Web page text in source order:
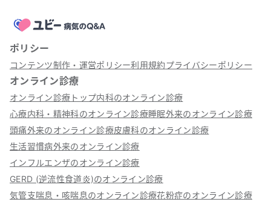
ポリシー
コンテンツ制作・運営ポリシー利用規約プライバシーポリシー
オンライン診療
オンライン診療トップ内科のオンライン診療
心療内科・精神科のオンライン診療睡眠外来のオンライン診療
頭痛外来のオンライン診療皮膚科のオンライン診療
生活習慣病外来のオンライン診療
インフルエンザのオンライン診療
GERD (逆流性食道炎)のオンライン診療
気管支喘息・咳喘息のオンライン診療花粉症のオンライン診療